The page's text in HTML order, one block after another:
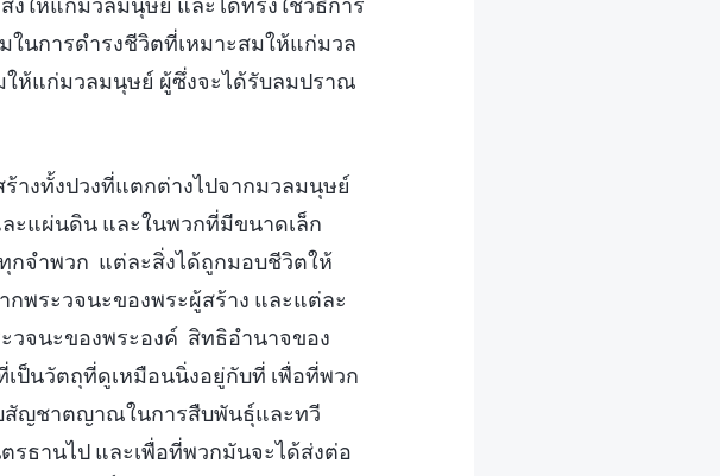
งให้แก่มวลมนุษย์ และได้ทรงใช้วิธีการ
นการดำรงชีวิตที่เหมาะสมให้แก่มวล
ห้แก่มวลมนุษย์ ผู้ซึ่งจะได้รับลมปราณ
างทั้งปวงที่แตกต่างไปจากมวลมนุษย์
ละแผ่นดิน และในพวกที่มีขนาดเล็ก
จำพวก แต่ละสิ่งได้ถูกมอบชีวิตให้
พระวจนะของพระผู้สร้าง และแต่ละ
วจนะของพระองค์ สิทธิอำนาจของ
ป็นวัตถุที่ดูเหมือนนิ่งอยู่กับที่ เพื่อที่พวก
สัญชาตญาณในการสืบพันธุ์และทวี
ธานไป และเพื่อที่พวกมันจะได้ส่งต่อ